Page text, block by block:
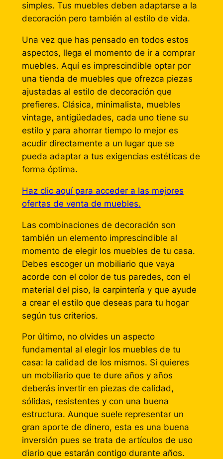
simples. Tus muebles deben adaptarse a la
decoración pero también al estilo de vida.
Una vez que has pensado en todos estos
aspectos, llega el momento de ir a comprar
muebles. Aquí es imprescindible optar por
una tienda de muebles que ofrezca piezas
ajustadas al estilo de decoración que
prefieres. Clásica, minimalista, muebles
vintage, antigüedades, cada uno tiene su
estilo y para ahorrar tiempo lo mejor es
acudir directamente a un lugar que se
pueda adaptar a tus exigencias estéticas de
forma óptima.
Haz clic aquí para acceder a las mejores
ofertas de venta de muebles.
Las combinaciones de decoración son
también un elemento imprescindible al
momento de elegir los muebles de tu casa.
Debes escoger un mobiliario que vaya
acorde con el color de tus paredes, con el
material del piso, la carpintería y que ayude
a crear el estilo que deseas para tu hogar
según tus criterios.
Por último, no olvides un aspecto
fundamental al elegir los muebles de tu
casa: la calidad de los mismos. Si quieres
un mobiliario que te dure años y años
deberás invertir en piezas de calidad,
sólidas, resistentes y con una buena
estructura. Aunque suele representar un
gran aporte de dinero, esta es una buena
inversión pues se trata de artículos de uso
diario que estarán contigo durante años.